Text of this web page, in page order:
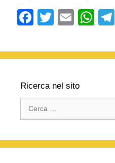
F
c
b
o
o
T
tt
E
ail
W
at
p
p
Ricerca nel sito
per: